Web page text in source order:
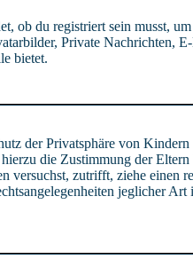
du registriert sein musst,
Private Nachrichten,
bietet.
der Privatsphäre von
die Zustimmung der
zutrifft, ziehe einen
jeglicher